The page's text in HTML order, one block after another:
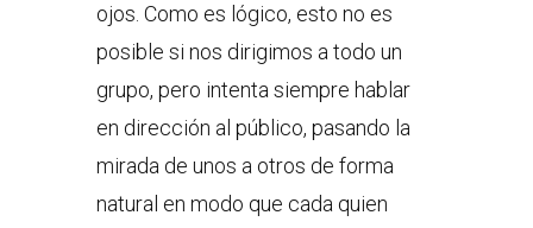
ojos. Como es lógico, esto no es
posible si nos dirigimos a todo un
grupo, pero intenta siempre hablar
en dirección al público, pasando la
mirada de unos a otros de forma
natural en modo que cada quien